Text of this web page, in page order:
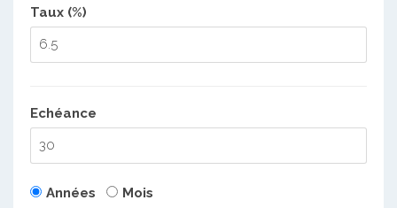
Taux (%)
Echéance
Années Mois